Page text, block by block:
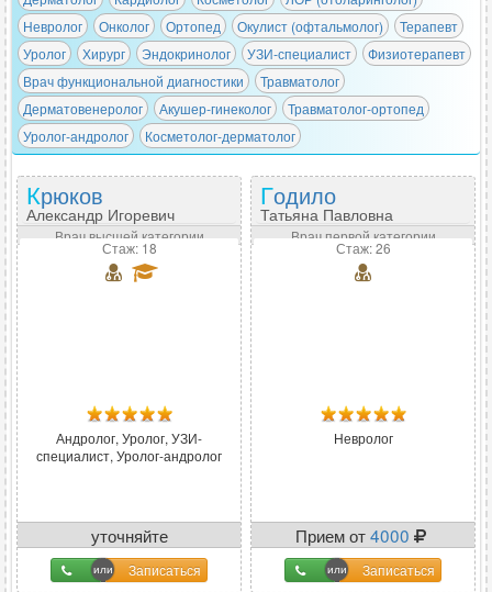
Невролог
Онколог Ортопед Окулист (офтальмолог)
Терапевт
Уролог
Хирург Эндокринолог УЗИ-специалист
Физиотерапевт
Врач функциональной диагностики
Травматолог
Дерматовенеролог
Акушер-гинеколог
Травматолог-ортопед
Уролог-андролог
Косметолог-дерматолог
Крюков
Александр Игоревич
Врач высшей категории
Стаж: 18
Андролог, Уролог, УЗИ-
специалист, Уролог-андролог
уточняйте
Записаться
Годило
Татьяна Павловна
Врач первой категории
Стаж: 26
Невролог
Прием от4000
Записаться